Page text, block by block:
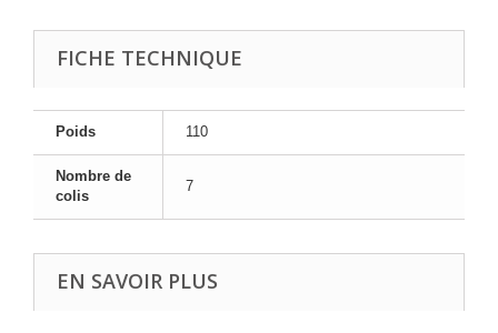
FICHE TECHNIQUE
Poids 110
Nombre de
colis
7
EN SAVOIR PLUS